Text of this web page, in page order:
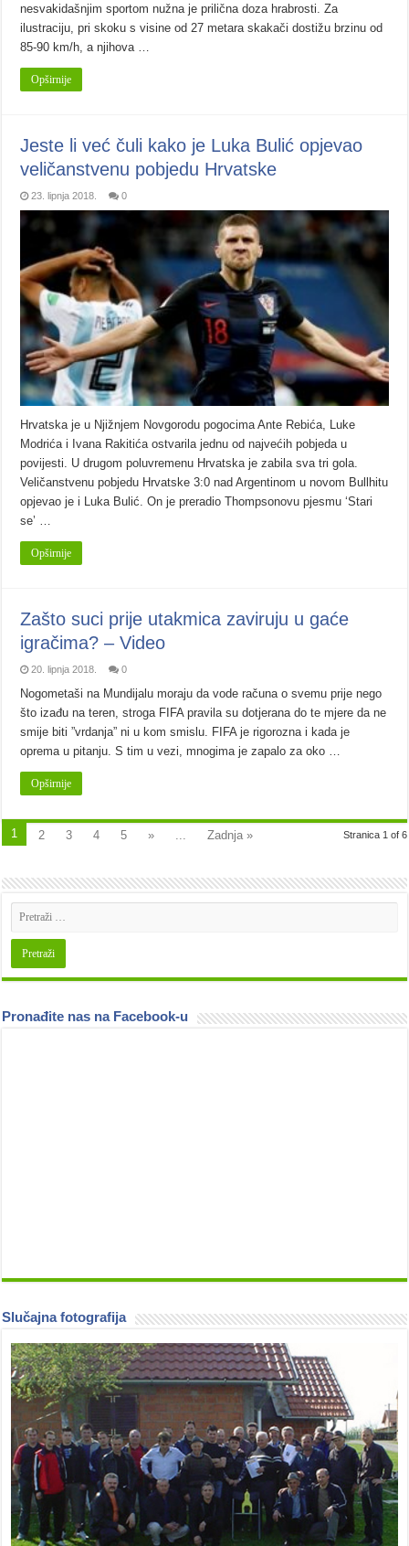
nesvakidašnjim sportom nužna je prilična doza hrabrosti. Za
ilustraciju, pri skoku s visine od 27 metara skakači dostižu brzinu od
85-90 km/h, a njihova …
Opširnije
Jeste li već čuli kako je Luka Bulić opjevao
veličanstvenu pobjedu Hrvatske
23. lipnja 2018. 0
Hrvatska je u Njižnjem Novgorodu pogocima Ante Rebića, Luke
Modrića i Ivana Rakitića ostvarila jednu od najvećih pobjeda u
povijesti. U drugom poluvremenu Hrvatska je zabila sva tri gola.
Veličanstvenu pobjedu Hrvatske 3:0 nad Argentinom u novom Bullhitu
opjevao je i Luka Bulić. On je preradio Thompsonovu pjesmu ‘Stari
se’ …
Opširnije
Zašto suci prije utakmica zaviruju u gaće
igračima? – Video
20. lipnja 2018. 0
Nogometaši na Mundijalu moraju da vode računa o svemu prije nego
što izađu na teren, stroga FIFA pravila su dotjerana do te mjere da ne
smije biti ”vrdanja” ni u kom smislu. FIFA je rigorozna i kada je
oprema u pitanju. S tim u vezi, mnogima je zapalo za oko …
Opširnije
Stranica 1 of 6
1 2 3 4 5 » ... Zadnja »
Pronađite nas na Facebook-u
Slučajna fotografija